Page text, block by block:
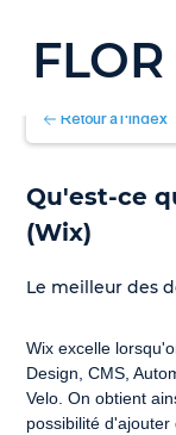
FLOR
Retour à l'index
Qu'est-ce
(Wix)
Le meilleur des
Wix excelle
Design, CMS,
Velo. On obtient
possibilité